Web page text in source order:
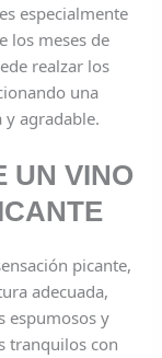
especialmente
los meses de
realzar los
una
y agradable.
UN VINO
picante,
adecuada,
espumosos y
tranquilos con